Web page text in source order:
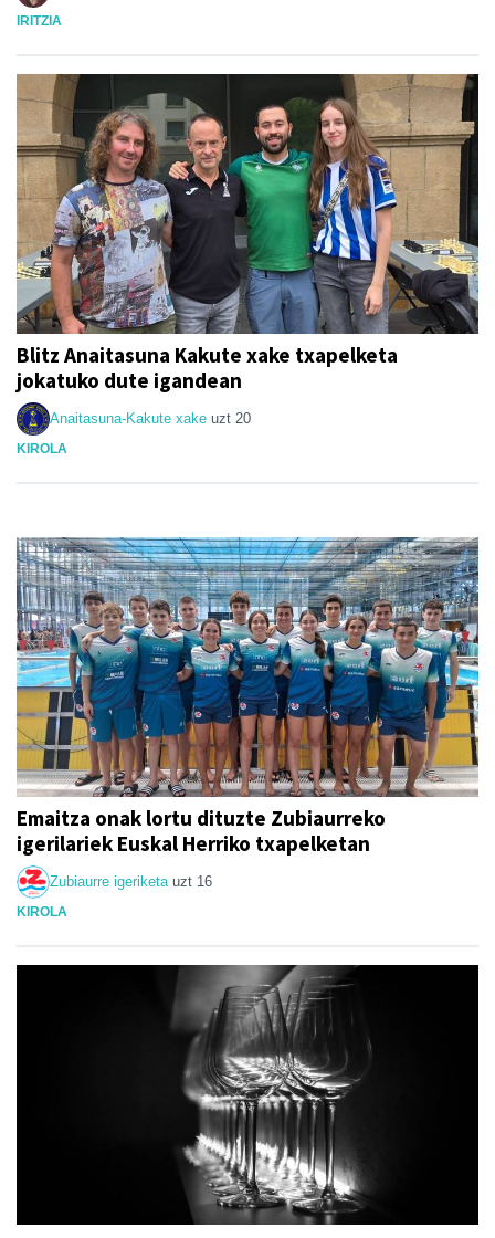
IRITZIA
Blitz Anaitasuna Kakute xake txapelketa
jokatuko dute igandean
Anaitasuna-Kakute xake uzt 20
KIROLA
Emaitza onak lortu dituzte Zubiaurreko
igerilariek Euskal Herriko txapelketan
Zubiaurre igeriketa uzt 16
KIROLA